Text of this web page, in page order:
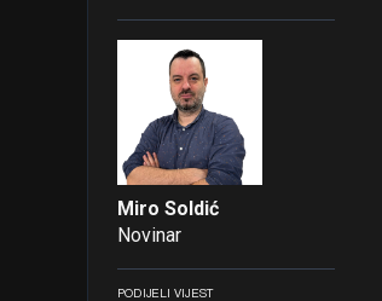
Miro Soldić
Novinar
PODIJELI VIJEST